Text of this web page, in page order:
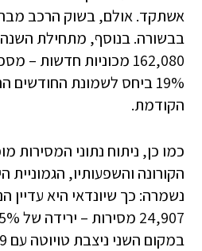
אשתקד. אולם, בשוק הרכב
בבשורה. בנוסף, מתחילת
162,080 מכוניות
19% ביחס לשמונת
הקודמת.
כמו כן, ניתוח נתוני המסירות
הקורונה והשפעותיו, הגמוניית
נשמרה: כך שיונדאי היא עדיין